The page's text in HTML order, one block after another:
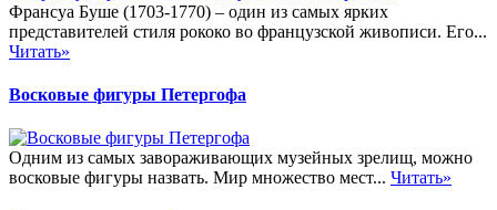
Франсуа Буше (1703-1770) – один из самых ярких
представителей стиля рококо во французской живописи. Его...
Читать»
Восковые фигуры Петергофа
Одним из самых завораживающих музейных зрелищ, можно
восковые фигуры назвать. Мир множество мест... Читать»